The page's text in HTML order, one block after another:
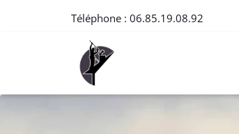
Téléphone : 06.85.19.08.92